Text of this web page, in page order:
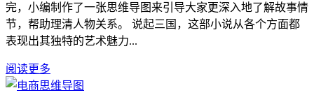
完，小编制作了一张思维导图来引导大家更深入地了解故事情
节，帮助理清人物关系。 说起三国，这部小说从各个方面都
表现出其独特的艺术魅力...
阅读更多